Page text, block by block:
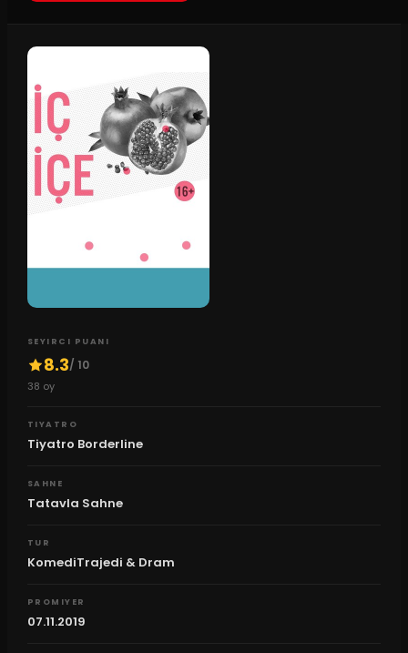
SEYIRCI PUANI
8.3/ 10
38 oy
TIYATRO
Tiyatro Borderline
SAHNE
Tatavla Sahne
TUR
KomediTrajedi & Dram
PROMIYER
07.11.2019